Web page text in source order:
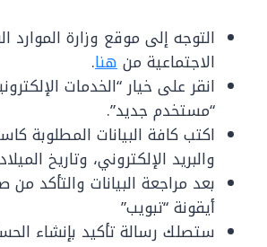
التوجه إلى موقع وزارة الموارد
الاجتماعية منهنا.
انقر على خيار “الخدمات
“مستخدم جديد”.
اكتب كافة البيانات المطلوبة
والبريد الإلكتروني، وتاريخ
بعد مراجعة البيانات والتأكد
أيقونة “تبويب”
ستصلك رسالة تأكيد بإنشاء